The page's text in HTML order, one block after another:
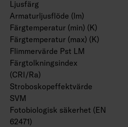
Ljusfärg
Armaturljusflöde (lm)
Färgtemperatur (min) (K)
Färgtemperatur (max) (K)
Flimmervärde Pst LM
Färgtolkningsindex
(CRI/Ra)
Stroboskopeffektvärde
SVM
Fotobiologisk säkerhet (EN
62471)